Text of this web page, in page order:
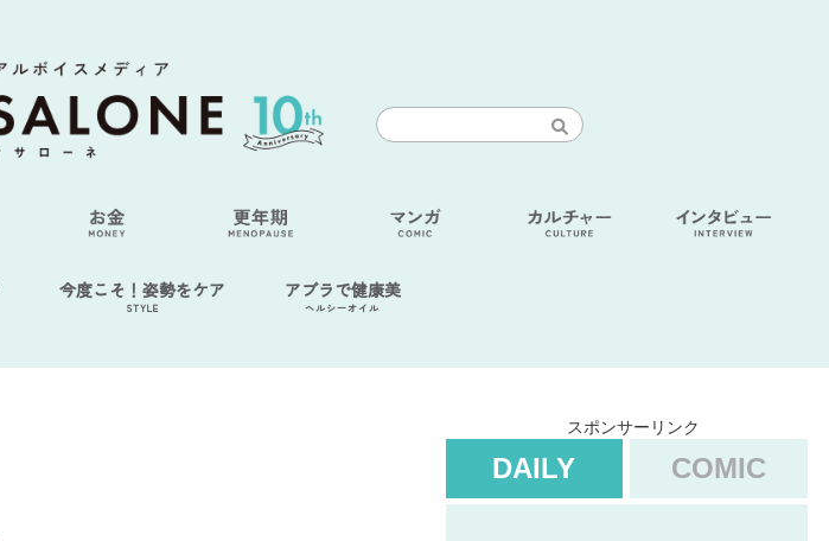
今度こそ！姿勢をケア
STYLE
アブラで健康美
ヘルシーオイル
スポンサーリンク
DAILY COMIC